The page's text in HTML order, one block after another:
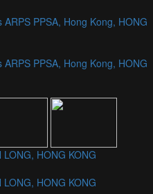
ARPS PPSA, Hong Kong, HONG
ARPS PPSA, Hong Kong, HONG
HONG KONG
HONG KONG